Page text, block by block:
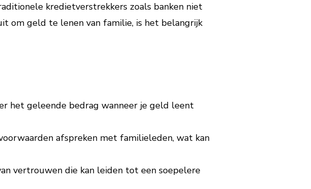
kredietverstrekkers zoals banken niet
om geld te lenen van familie, is het belangrijk
het geleende bedrag wanneer je geld leent
afspreken met familieleden, wat kan
vertrouwen die kan leiden tot een soepelere